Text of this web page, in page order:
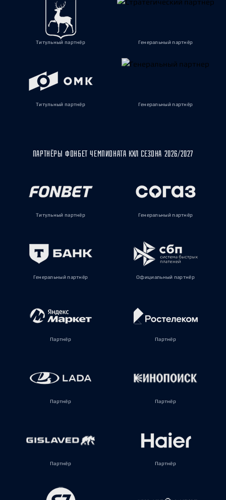
Титульный партнёр Генеральный партнёр
Титульный партнёр Генеральный партнёр
ПАРТНЁРЫ ФОНБЕТ ЧЕМПИОНАТА КХЛ СЕЗОНА 2026/2027
Титульный партнёр Генеральный партнёр
Генеральный партнёр Официальный партнёр
Партнёр Партнёр
Партнёр Партнёр
Партнёр Партнёр